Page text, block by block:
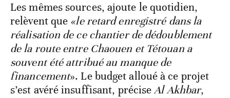
Les mêmes sources, ajoute le quotidien,
relèvent que «le retard enregistré dans la
réalisation de ce chantier de dédoublement
de la route entre Chaouen et Tétouan a
souvent été attribué au manque de
financement». Le budget alloué à ce projet
s’est avéré insuffisant, préciseAl Akhbar,